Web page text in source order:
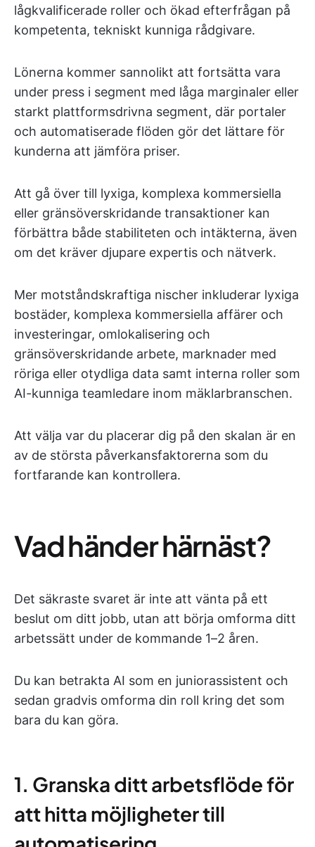
lågkvalificerade roller och ökad efterfrågan på
kompetenta, tekniskt kunniga rådgivare.
Lönerna kommer sannolikt att fortsätta vara
under press i segment med låga marginaler eller
starkt plattformsdrivna segment, där portaler
och automatiserade flöden gör det lättare för
kunderna att jämföra priser.
Att gå över till lyxiga, komplexa kommersiella
eller gränsöverskridande transaktioner kan
förbättra både stabiliteten och intäkterna, även
om det kräver djupare expertis och nätverk.
Mer motståndskraftiga nischer inkluderar lyxiga
bostäder, komplexa kommersiella affärer och
investeringar, omlokalisering och
gränsöverskridande arbete, marknader med
röriga eller otydliga data samt interna roller som
AI-kunniga teamledare inom mäklarbranschen.
Att välja var du placerar dig på den skalan är en
av de största påverkansfaktorerna som du
fortfarande kan kontrollera.
Vad händer härnäst?
Det säkraste svaret är inte att vänta på ett
beslut om ditt jobb, utan att börja omforma ditt
arbetssätt under de kommande 1–2 åren.
Du kan betrakta AI som en juniorassistent och
sedan gradvis omforma din roll kring det som
bara du kan göra.
1. Granska ditt arbetsflöde för
att hitta möjligheter till